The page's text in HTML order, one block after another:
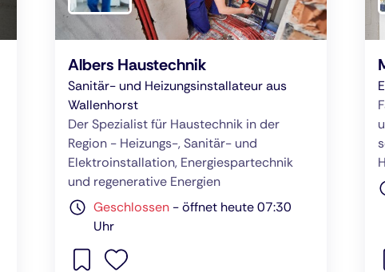
Albers Haustechnik
Sanitär- und Heizungsinstallateur aus
Wallenhorst
Der Spezialist für Haustechnik in der
Region - Heizungs-, Sanitär- und
Elektroinstallation, Energiespartechnik
und regenerative Energien
Geschlossen -öffnet heute 07:30
Uhr